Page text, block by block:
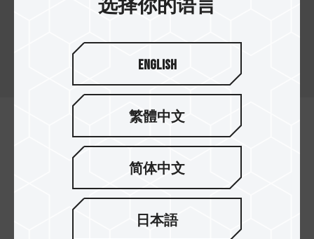
內存卡，满足智能型手机、平板及行车记录器等装
选择你的语言
English
繁體中文
简体中文
日本語